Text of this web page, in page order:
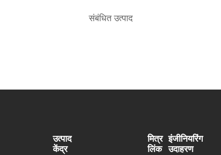
संबंधित उत्पाद
मित्र
लिंक
उत्पाद
केंद्र
इंजीनियरिंग
उदाहरण